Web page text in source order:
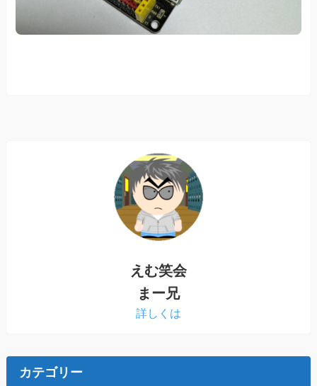
えむ笑会
まー兄
詳しくは
カテゴリー